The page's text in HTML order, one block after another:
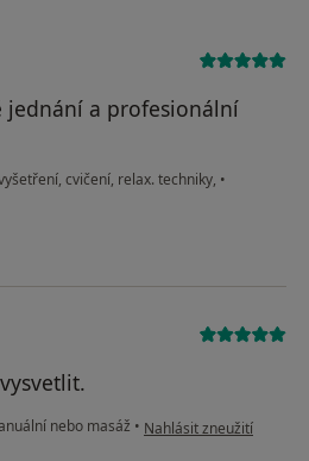
jednání a profesionální
cvičení, relax. techniky, •
nebo masáž • podle názoru uživatele HH
Nahlásit zneužití